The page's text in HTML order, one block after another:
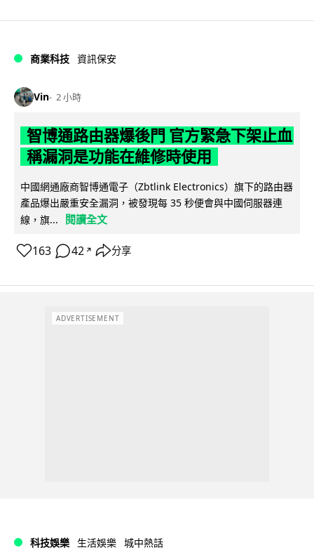
商業科技 資訊保安
Vin 2 小時
智博通路由器爆後門 官方緊急下架止血
稱漏洞是功能在維修時使用
中國網通廠商智博通電子（Zbtlink Electronics）旗下的路由器
產品爆出嚴重安全漏洞，被發現每 35 秒便會與中國伺服器連
線，旗...
閱讀全文
163 42 ↗ 分享
ADVERTISEMENT
科技娛樂 生活娛樂 城中熱話